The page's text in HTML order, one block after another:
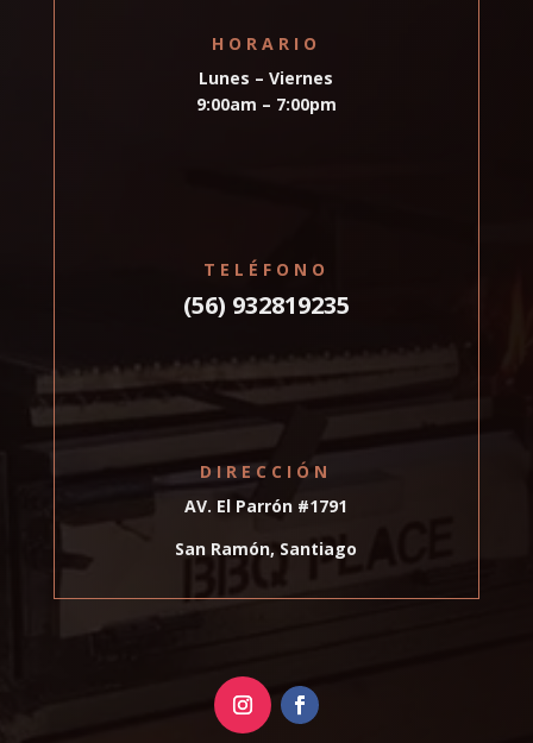
HORARIO
Lunes – Viernes
9:00am – 7:00pm
TELÉFONO
(56) 932819235
DIRECCIÓN
AV. El Parrón #1791
San Ramón, Santiago